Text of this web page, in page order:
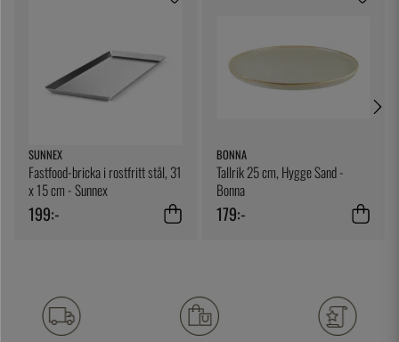
SUNNEX
Fastfood-bricka i rostfritt stål, 31
x 15 cm - Sunnex
199:-
BONNA
Tallrik 25 cm, Hygge Sand -
Bonna
179:-